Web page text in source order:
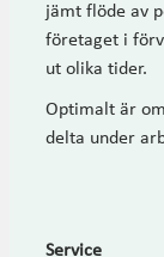
jämt flöde av
företaget i
ut olika tider.
Optimalt är
delta under
Service